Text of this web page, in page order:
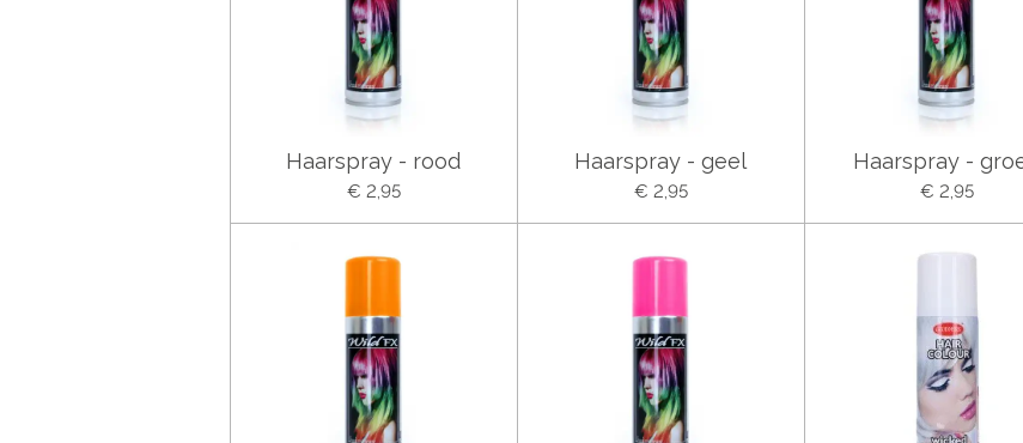
Haarspray - rood
€ 2,95
Haarspray - geel
€ 2,95
Haarspray -
€ 2,95